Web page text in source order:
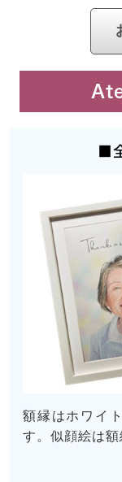
■
額縁はホワイ
す。似顔絵は額